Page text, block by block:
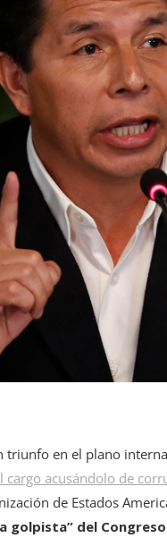
triunfo en el plano
acusándolo de
de Estados
golpista” del